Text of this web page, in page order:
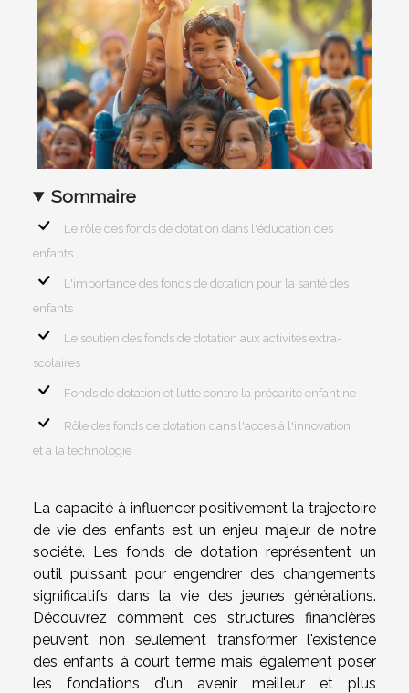
Sommaire
Le rôle des fonds de dotation dans l'éducation des
enfants
L'importance des fonds de dotation pour la santé des
enfants
Le soutien des fonds de dotation aux activités extra-
scolaires
Fonds de dotation et lutte contre la précarité enfantine
Rôle des fonds de dotation dans l'accès à l'innovation
et à la technologie
La capacité à influencer positivement la trajectoire
de vie des enfants est un enjeu majeur de notre
société. Les fonds de dotation représentent un
outil puissant pour engendrer des changements
significatifs dans la vie des jeunes générations.
Découvrez comment ces structures financières
peuvent non seulement transformer l'existence
des enfants à court terme mais également poser
les fondations d'un avenir meilleur et plus